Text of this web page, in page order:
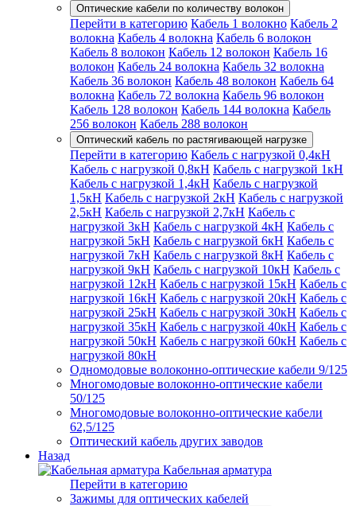
Оптические кабели по количеству волокон
Перейти в категорию Кабель 1 волокно Кабель 2
волокна Кабель 4 волокна Кабель 6 волокон
Кабель 8 волокон Кабель 12 волокон Кабель 16
волокон Кабель 24 волокна Кабель 32 волокна
Кабель 36 волокон Кабель 48 волокон Кабель 64
волокна Кабель 72 волокна Кабель 96 волокон
Кабель 128 волокон Кабель 144 волокна Кабель
256 волокон Кабель 288 волокон
Оптический кабель по растягивающей нагрузке
Перейти в категорию Кабель с нагрузкой 0,4кН
Кабель с нагрузкой 0,8кН Кабель с нагрузкой 1кН
Кабель с нагрузкой 1,4кН Кабель с нагрузкой
1,5кН Кабель с нагрузкой 2кН Кабель с нагрузкой
2,5кН Кабель с нагрузкой 2,7кН Кабель с
нагрузкой 3кН Кабель с нагрузкой 4кН Кабель с
нагрузкой 5кН Кабель с нагрузкой 6кН Кабель с
нагрузкой 7кН Кабель с нагрузкой 8кН Кабель с
нагрузкой 9кН Кабель с нагрузкой 10кН Кабель с
нагрузкой 12кН Кабель с нагрузкой 15кН Кабель с
нагрузкой 16кН Кабель с нагрузкой 20кН Кабель с
нагрузкой 25кН Кабель с нагрузкой 30кН Кабель с
нагрузкой 35кН Кабель с нагрузкой 40кН Кабель с
нагрузкой 50кН Кабель с нагрузкой 60кН Кабель с
нагрузкой 80кН
Одномодовые волоконно-оптические кабели 9/125
Многомодовые волоконно-оптические кабели
50/125
Многомодовые волоконно-оптические кабели
62,5/125
Оптический кабель других заводов
Назад
Кабельная арматура
Перейти в категорию
Зажимы для оптических кабелей